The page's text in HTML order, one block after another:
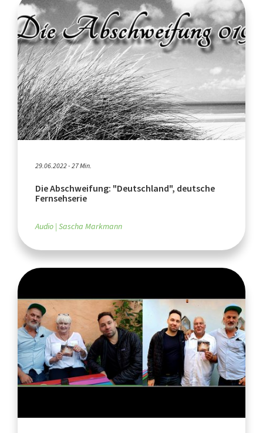
29.06.2022 - 27 Min.
Die Abschweifung: "Deutschland", deutsche
Fernsehserie
Audio Sascha Markmann